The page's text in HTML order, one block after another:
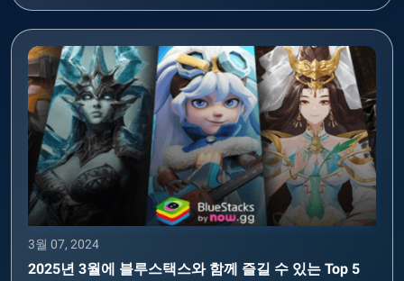
3월 07, 2024
2025년 3월에 블루스택스와 함께 즐길 수 있는 Top 5